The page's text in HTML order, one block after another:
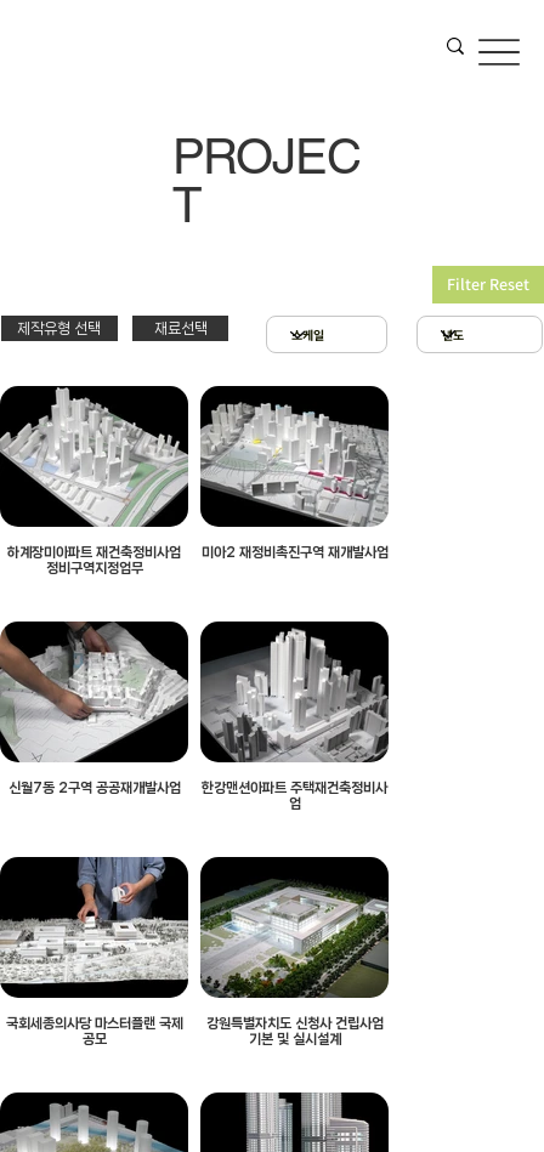
제작유형 선택 재료선택
Filter Reset
하계장미아파트 재건축정비사업
정비구역지정업무
미아2 재정비촉진구역 재개발사업
신월7동 2구역 공공재개발사업
한강맨션아파트 주택재건축정비사
업
국회세종의사당 마스터플랜 국제
공모
강원특별자치도 신청사 건립사업
기본 및 실시설계
스치로폴 & 우드락
아크릴 & 3D 프린팅
확대모형
제작유형선택
PT
제출
현상
PROJEC
T